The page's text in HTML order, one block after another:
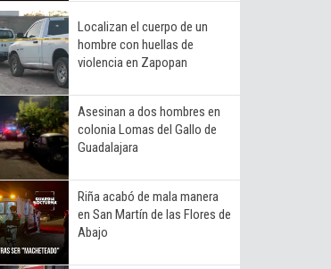
Localizan el cuerpo de un
hombre con huellas de
violencia en Zapopan
Asesinan a dos hombres en
colonia Lomas del Gallo de
Guadalajara
Riña acabó de mala manera
en San Martín de las Flores de
Abajo